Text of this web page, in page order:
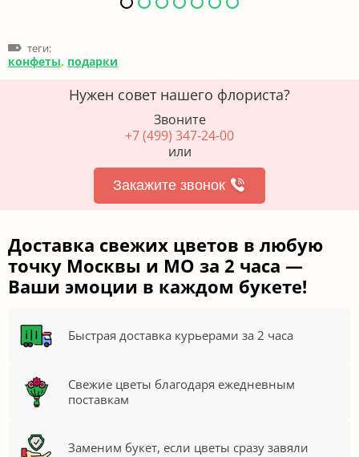
теги:
конфеты, подарки
Нужен совет нашего флориста?
Звоните
+7 (499) 347-24-00
или
Закажите звонок
Доставка свежих цветов в любую
точку Москвы и МО за 2 часа —
Ваши эмоции в каждом букете!
Быстрая доставка курьерами за 2 часа
Свежие цветы благодаря ежедневным
поставкам
Заменим букет, если цветы сразу завяли